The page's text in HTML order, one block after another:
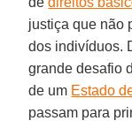
justiça que não
dos indivíduos.
grande desafio
de um Estado
passam para